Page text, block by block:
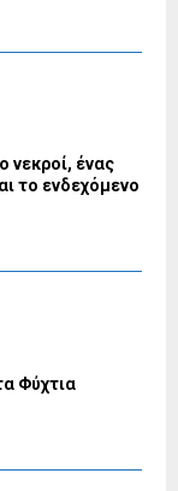
νεκροί, ένας
το ενδεχόμενο
Φύχτια